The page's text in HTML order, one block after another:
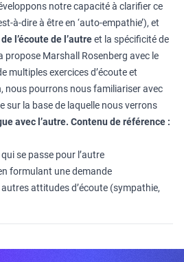
notre capacité à clarifier ce
à-dire à être en ‘auto-empathie’), et
l’écoute de l’autreet la spécificité de
propose Marshall Rosenberg avec le
multiples exercices d’écoute et
nous pourrons nous familiariser avec
sur la base de laquelle nous verrons
avec l’autre. Contenu de référence :
se passe pour l’autre
formulant une demande
attitudes d’écoute (sympathie,